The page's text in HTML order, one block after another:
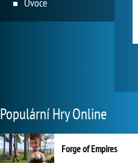
Populární Hry Online
Forge of Empires